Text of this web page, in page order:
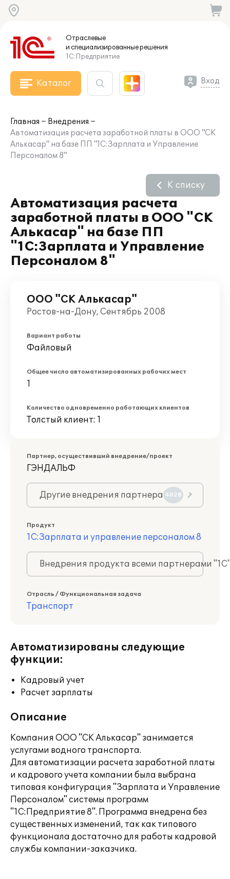
Отраслевые
и специализированныерешения
1С:Предприятие
Каталог Вход
Главная
Внедрения
Автоматизация расчета заработной платы в ООО "СК
Алькасар" на базе ПП "1С:Зарплата и Управление
Персоналом 8"
Автоматизация расчета
заработной платы в ООО "СК
Алькасар" на базе ПП
"1С:Зарплата и Управление
Персоналом 8"
К списку
ООО "СК Алькасар"
Ростов-на-Дону, Сентябрь 2008
Вариант работы
Файловый
Общее число автоматизированных рабочих мест
1
Количество одновременно работающих клиентов
Толстый клиент: 1
Партнер, осуществивший внедрение/проект
ГЭНДАЛЬФ
Другие внедрения партнера 4028
Продукт
1С:Зарплата и управление персоналом 8
Внедрения продукта всеми партнерами
Отрасль / Функциональная задача
Транспорт
Автоматизированы следующие
функции:
Кадровый учет
Расчет зарплаты
Описание
Компания ООО "СК Алькасар" занимается
услугами водного транспорта.
Для автоматизации расчета заработной платы
и кадрового учета компании была выбрана
типовая конфигурация "Зарплата и Управление
Персоналом" системы программ
"1С:Предприятие 8". Программа внедрена без
существенных изменений, так как типового
функционала достаточно для работы кадровой
службы компании-заказчика.